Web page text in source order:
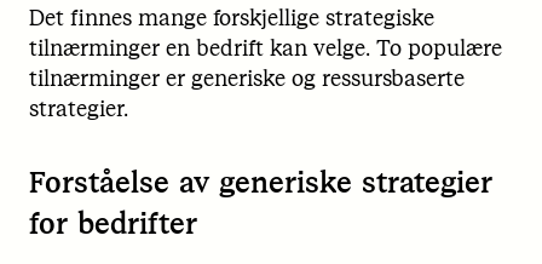
Det finnes mange forskjellige strategiske
tilnærminger en bedrift kan velge. To populære
tilnærminger er generiske og ressursbaserte
strategier.
Forståelse av generiske strategier
for bedrifter